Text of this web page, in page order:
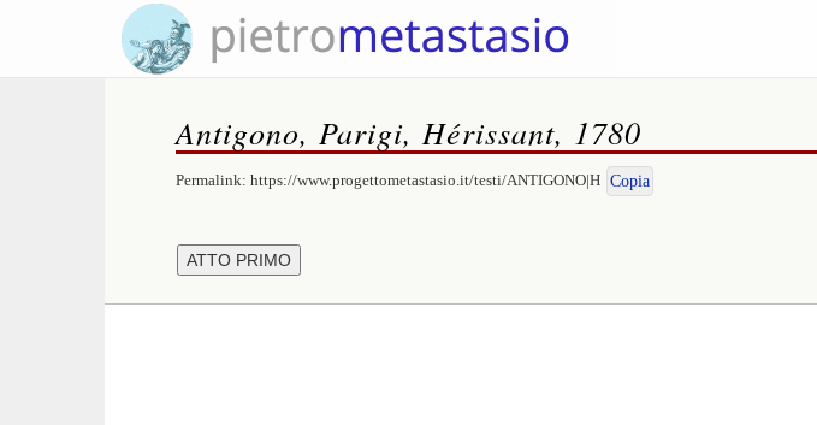
Antigono, Parigi, Hérissant, 1780
Permalink: https://www.progettometastasio.it/testi/ANTIGONO|H Copia